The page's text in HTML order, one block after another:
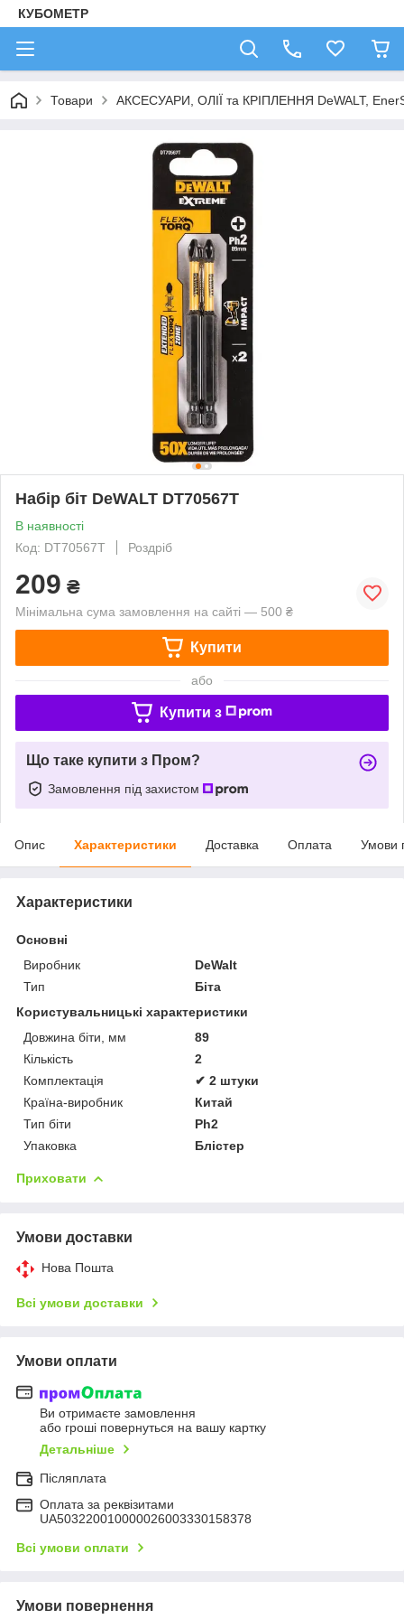
КУБОМЕТР
Товари АКСЕСУАРИ, ОЛІЇ та КРІПЛЕННЯ DeWALT,
Набір біт DeWALT DT70567T
В наявності
Код: DT70567T
Роздріб
209 ₴
Мінімальна сума замовлення на сайті — 500 ₴
Купити
або
Купити з
Що таке купити з Пром?
Замовлення під захистом
Опис Характеристики Доставка Оплата Умови
Характеристики
Основні
Виробник
DeWalt
Тип
Біта
Користувальницькі характеристики
Довжина біти, мм
89
Кількість
2
Комплектація
✔ 2 штуки
Країна-виробник
Китай
Тип біти
Ph2
Упаковка
Блістер
Приховати
Умови доставки
Нова Пошта
Всі умови доставки
Умови оплати
Ви отримаєте замовлення
або гроші повернуться на вашу картку
Детальніше
Післяплата
Оплата за реквізитами
UA503220010000026003330158378
Всі умови оплати
Умови повернення